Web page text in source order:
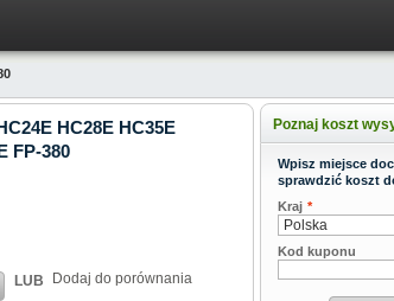
HC28E HC35E
FP-380
LUB Dodaj do porównania
Poznaj koszt
Wpisz miejsce
sprawdzić koszt
*
Kraj
Kod kuponu